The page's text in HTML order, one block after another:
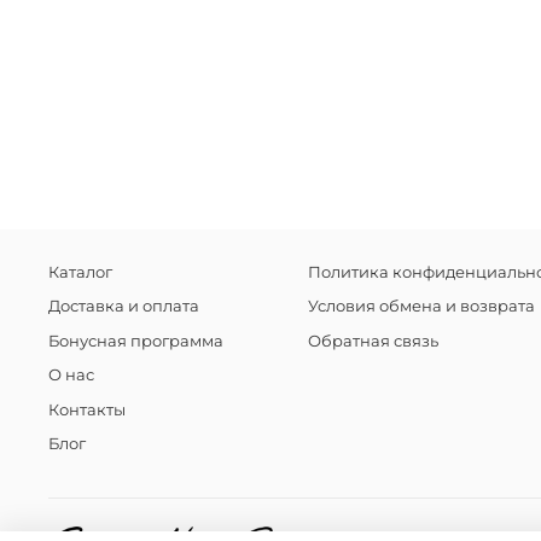
Каталог
Доставка и оплата
Бонусная программа
О нас
Контакты
Блог
Политика
Условия обмена и возврата
Обратная связь